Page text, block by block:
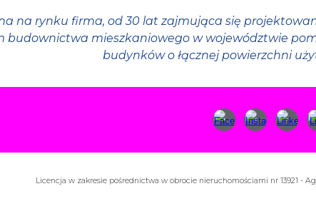
na rynku firma, od 30 lat zajmująca się
budownictwa mieszkaniowego w województwie
budynków o łącznej powierzchni
Licencja w zakresie pośrednictwa w obrocie nieruchomościami nr 13921 -